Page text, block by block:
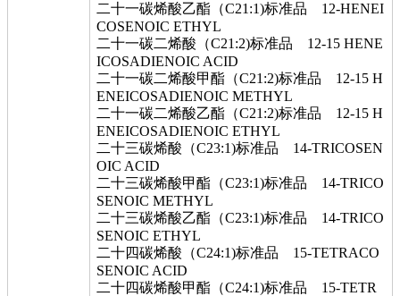
二十一碳烯酸乙酯（C21:1)标准品 12-HENEI
COSENOIC ETHYL
二十一碳二烯酸（C21:2)标准品 12-15 HENE
ICOSADIENOIC ACID
二十一碳二烯酸甲酯（C21:2)标准品 12-15 H
ENEICOSADIENOIC METHYL
二十一碳二烯酸乙酯（C21:2)标准品 12-15 H
ENEICOSADIENOIC ETHYL
二十三碳烯酸（C23:1)标准品 14-TRICOSEN
OIC ACID
二十三碳烯酸甲酯（C23:1)标准品 14-TRICO
SENOIC METHYL
二十三碳烯酸乙酯（C23:1)标准品 14-TRICO
SENOIC ETHYL
二十四碳烯酸（C24:1)标准品 15-TETRACO
SENOIC ACID
二十四碳烯酸甲酯（C24:1)标准品 15-TETR